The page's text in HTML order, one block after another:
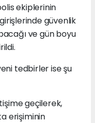
ekiplerinin
girişlerinde güvenlik
ve gün boyu
tedbirler ise şu
geçilerek,
erişiminin